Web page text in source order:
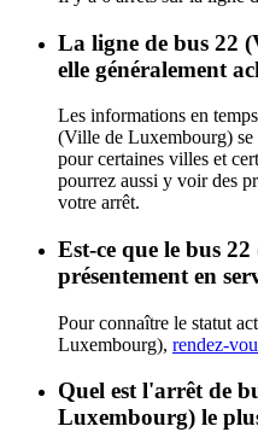
La ligne de bus 22
elle généralement
Les informations en
(Ville de Luxembourg) se
pour certaines villes et
pourrez aussi y voir des
votre arrêt.
Est-ce que le bus
présentement en
Pour connaître le statut
Luxembourg), rendez-
Quel est l'arrêt de
Luxembourg) le